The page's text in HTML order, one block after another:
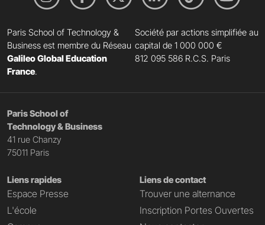
Paris School of Technology &
Business est membre du Réseau
Galileo Global Education
France.
Société par actions simplifiée au
capital de 1 000 000 €
812 095 586 R.C.S. Paris
Paris School of
Technology & Business
41 rue Chanzy
75011 Paris
Liens rapides
Espace Presse
L'école
Liens de contact
Trouver une alternance
Inscription Portes Ouvertes